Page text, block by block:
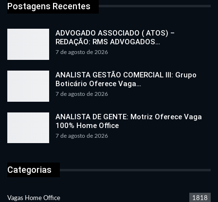
Postagens Recentes
ADVOGADO ASSOCIADO ( ATOS) –
REDAÇÃO: RMS ADVOGADOS…
7 de agosto de 2026
ANALISTA GESTÃO COMERCIAL III: Grupo
Boticário Oferece Vaga…
7 de agosto de 2026
ANALISTA DE GENTE: Motriz Oferece Vaga
100% Home Office
7 de agosto de 2026
Categorias
Vagas Home Office 1818